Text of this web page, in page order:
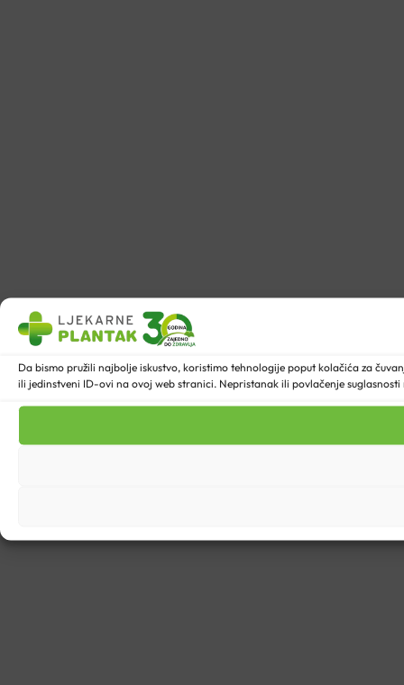
Da bismo pružili najbolje iskustvo, koristimo tehnologije poput kolačića za
ili jedinstveni ID-ovi na ovoj web stranici. Nepristanak ili povlačenje